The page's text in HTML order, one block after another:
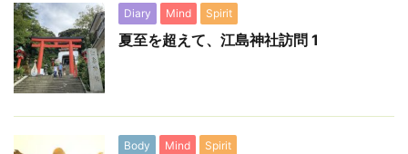
Diary Mind Spirit
夏至を超えて、江島神社訪問 1
Body Mind Spirit